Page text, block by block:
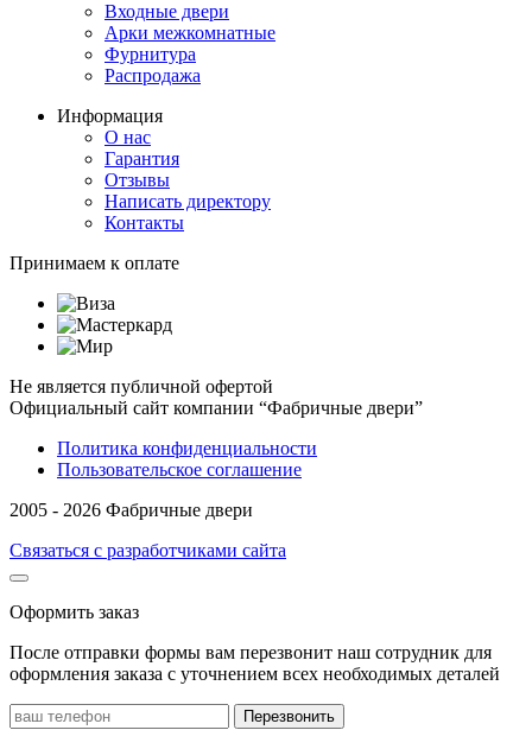
Входные двери
Арки межкомнатные
Фурнитура
Распродажа
Информация
О нас
Гарантия
Отзывы
Написать директору
Контакты
Принимаем к оплате
Не является публичной офертой
Официальный сайт компании “Фабричные двери”
Политика конфиденциальности
Пользовательское соглашение
2005 - 2026 Фабричные двери
Связаться с разработчиками сайта
Оформить заказ
После отправки формы вам перезвонит наш сотрудник для
оформления заказа с уточнением всех необходимых деталей
Перезвонить